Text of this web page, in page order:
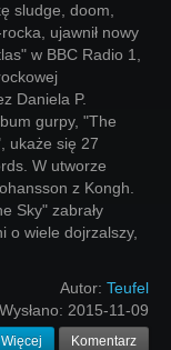
sludge, doom,
ujawnił nowy
w BBC Radio 1,
Daniela P.
gurpy, "The
ukaże się 27
W utworze
z Kongh.
Sky" zabrały
o wiele dojrzalszy,
Autor: Teufel
Wysłano: 2015-11-09
Więcej Komentarz